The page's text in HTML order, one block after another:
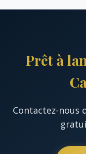
Prêt à
Contactez-nous